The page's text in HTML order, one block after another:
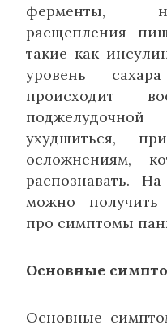
ферменты,
расщепления
такие как
уровень
происходит
ухудшиться,
осложнениям,
распознавать.
можно
про симптомы
Основные
Основные